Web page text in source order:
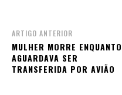
ARTIGO ANTERIOR
MULHER MORRE ENQUANTO
AGUARDAVA SER
TRANSFERIDA POR AVIÃO